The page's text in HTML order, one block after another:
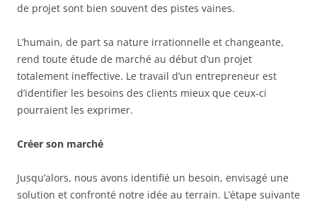
de projet sont bien souvent des pistes vaines.
L’humain, de part sa nature irrationnelle et changeante,
rend toute étude de marché au début d’un projet
totalement ineffective. Le travail d’un entrepreneur est
d’identifier les besoins des clients mieux que ceux-ci
pourraient les exprimer.
Créer son marché
Jusqu’alors, nous avons identifié un besoin, envisagé une
solution et confronté notre idée au terrain. L’étape suivante